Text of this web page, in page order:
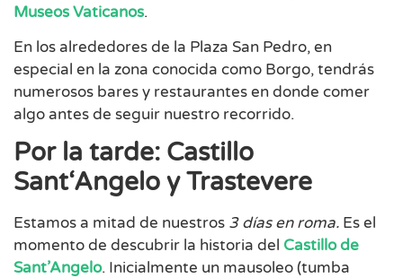
Museos Vaticanos.
En los alrededores de la Plaza San Pedro, en
especial en la zona conocida como Borgo, tendrás
numerosos bares y restaurantes en donde comer
algo antes de seguir nuestro recorrido.
Por la tarde: Castillo
Sant‘Angelo y Trastevere
Estamos a mitad de nuestros 3 días en roma. Es el
momento de descubrir la historia del Castillo de
Sant’Angelo. Inicialmente un mausoleo (tumba